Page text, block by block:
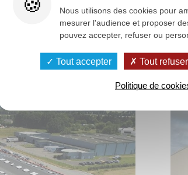
Nous utilisons des cookies pour
mesurer l'audience et proposer
pouvez accepter, refuser ou
Tout accepter Tout refuser
Politique de